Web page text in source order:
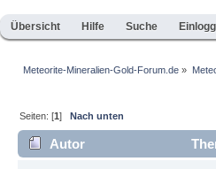
Übersicht Hilfe Suche
Meteorite-Mineralien-Gold-Forum.de »
Seiten: [1]Nach unten
Autor